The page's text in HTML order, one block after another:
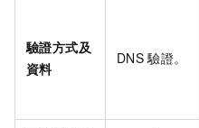
驗證方式及
資料
DNS 驗證。